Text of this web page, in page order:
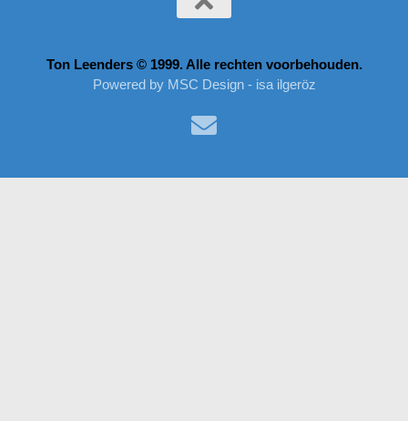
Ton Leenders © 1999. Alle rechten voorbehouden.
Powered by MSC Design - isa ilgeröz